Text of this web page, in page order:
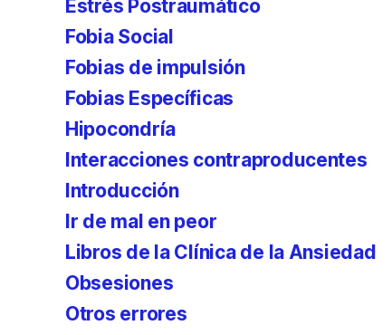
Estrés Postraumático
Fobia Social
Fobias de impulsión
Fobias Específicas
Hipocondría
Interacciones contraproducentes
Introducción
Ir de mal en peor
Libros de la Clínica de la Ansiedad
Obsesiones
Otros errores